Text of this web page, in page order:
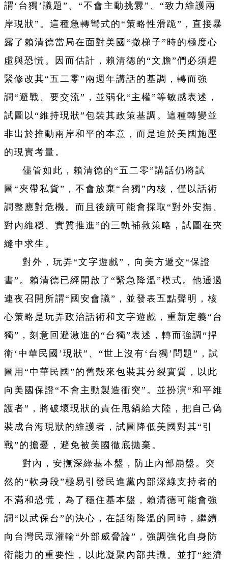
謂‘台獨’議題”、“不會主動挑釁”、“致力維護兩
岸現狀”。這種急轉彎式的“策略性滑跪”，直接暴
露了賴清德當局在面對美國“撤梯子”時的極度心
虛與恐慌。因而估計，賴清德的“文膽”們必須趕
緊修改其“五二零”兩週年講話的基調，轉而強
調“避戰、要交流”，並弱化“主權”等敏感表述，
試圖以“維持現狀”包裝其政策基調。這種轉變並
非出於推動兩岸和平的本意，而是迫於美國施壓
的現實考量。
儘管如此，賴清德的“五二零”講話仍將試
圖“夾帶私貨”，不會放棄“台獨”內核，僅以話術
調整應對危機。而且後續可能會採取“對外安撫、
對內維穩、實質推進”的三軌補救策略，試圖在夾
縫中求生。
對外，玩弄“文字遊戲”，向美方遞交“保證
書”。賴清德已經開啟了“緊急降溫”模式。他通過
連夜召開所謂“國安會議”，並發表五點聲明，核
心策略是玩弄政治話術和文字遊戲，重新定義“台
獨”，刻意回避激進的“台獨”表述，轉而強調“捍
衛‘中華民國’現狀”、“世上沒有‘台獨’問題”，試
圖用“中華民國”的舊殼來包裝其分裂實質，以此
向美國保證“不會主動製造衝突”。並扮演“和平維
護者”，將破壞現狀的責任甩鍋給大陸，把自己偽
裝成台海現狀的維護者，試圖降低美國對其“引
戰”的擔憂，避免被美國徹底拋棄。
對內，安撫深綠基本盤，防止內部崩盤。突
然的“軟身段”極易引發民進黨內部深綠支持者的
不滿和恐慌，為了穩住基本盤，賴清德可能會強
調“以武保台”的決心，在話術降溫的同時，繼續
向台灣民眾灌輸“外部威脅論”，強調強化自身防
衛能力的重要性，以此凝聚內部共識。並打“經濟